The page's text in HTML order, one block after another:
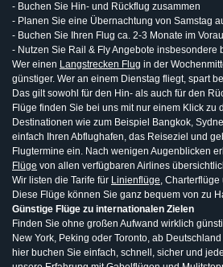
- Buchen Sie Hin- und Rückflug zusammen
- Planen Sie eine Übernachtung von Samstag
- Buchen Sie Ihren Flug ca. 2-3 Monate im
- Nutzen Sie Rail & Fly Angebote insbesondere
Wer einen Langstrecken Flug in der
günstiger. Wer an einem Dienstag fliegt, spart
Das gilt sowohl für den Hin- als auch für den
Flüge finden Sie bei uns mit nur einem Klick zu
Destinationen wie zum Beispiel Bangkok,
einfach Ihren Abflughafen, das Reiseziel und
Flugtermine ein. Nach wenigen Augenblicken
Flüge von allen verfügbaren Airlines
Wir listen die Tarife für Linienflüge, Charterflüge
Diese Flüge können Sie ganz bequem von zu
Günstige Flüge zu internationalen Zielen
Finden Sie ohne großen Aufwand wirklich
New York, Peking oder Toronto, ab
hier buchen Sie einfach, schnell, sicher und